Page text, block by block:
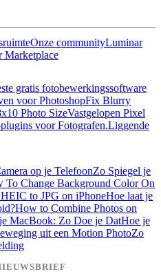
Onze communityLuminar
Marketplace
gratis fotobewerkingssoftware
voor PhotoshopFix Blurry
Photo SizeVastgelopen Pixel
voor Fotografen.Liggende
op je TelefoonZo Spiegel je
To Change Background Color On
to JPG on iPhoneHoe laat je
How to Combine Photos on
MacBook: Zo Doe je DatHoe je
uit een Motion PhotoZo